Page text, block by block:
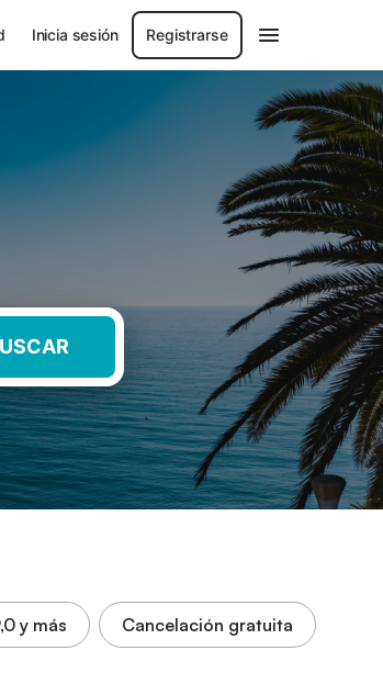
Inicia sesión Registrarse
y más Cancelación gratuita